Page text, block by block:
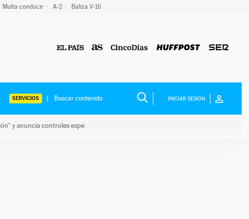
Multa conducir A-2 Baliza V-16
SERVICIOS INICIAR SESIÓN
y anuncia controles espe